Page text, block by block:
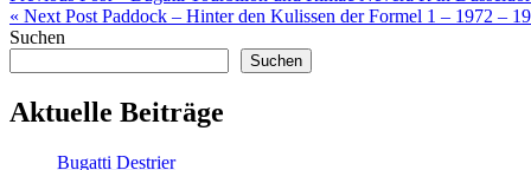
« Next Post Paddock – Hinter den Kulissen der Formel 1 – 1972 –
Suchen
Suchen
Aktuelle Beiträge
Bugatti Destrier